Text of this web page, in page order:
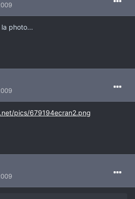
photo...
pics/679194ecran2.png